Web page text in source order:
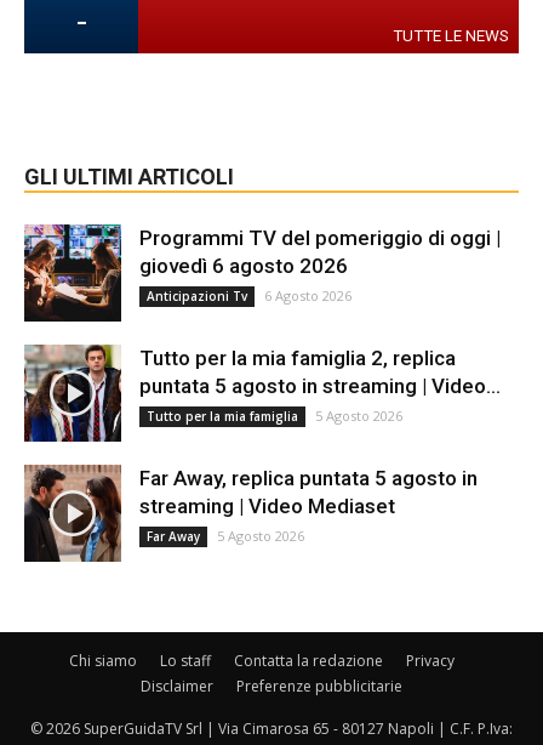
- TUTTE LE NEWS
GLI ULTIMI ARTICOLI
Programmi TV del pomeriggio di oggi |
giovedì 6 agosto 2026
Anticipazioni Tv 6 Agosto 2026
Tutto per la mia famiglia 2, replica
puntata 5 agosto in streaming | Video...
Tutto per la mia famiglia 5 Agosto 2026
Far Away, replica puntata 5 agosto in
streaming | Video Mediaset
Far Away 5 Agosto 2026
Chi siamo Lo staff Contatta la redazione
Privacy
Disclaimer
Preferenze pubblicitarie
© 2026 SuperGuidaTV Srl | Via Cimarosa 65 - 80127 Napoli | C.F. P.Iva: